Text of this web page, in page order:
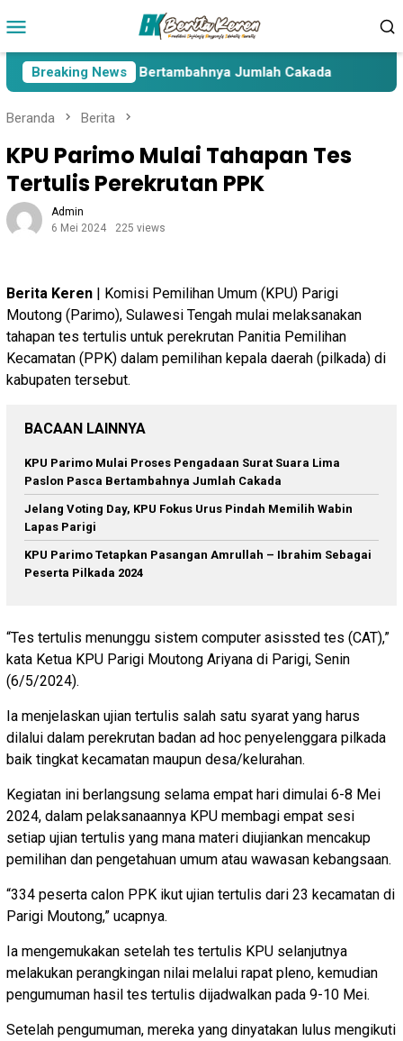
ke
Mobile
Breaking News
Paslon Pasca Bertambahnya Jumlah Cakada
Beranda Berita
KPU Parimo Mulai Tahapan Tes
Tertulis Perekrutan PPK
Admin
6 Mei 2024
225 views
Berita Keren | Komisi Pemilihan Umum (KPU) Parigi
Moutong (Parimo), Sulawesi Tengah mulai melaksanakan
tahapan tes tertulis untuk perekrutan Panitia Pemilihan
Kecamatan (PPK) dalam pemilihan kepala daerah (pilkada) di
kabupaten tersebut.
BACAAN LAINNYA
KPU Parimo Mulai Proses Pengadaan Surat Suara Lima
Paslon Pasca Bertambahnya Jumlah Cakada
Jelang Voting Day, KPU Fokus Urus Pindah Memilih Wabin
Lapas Parigi
KPU Parimo Tetapkan Pasangan Amrullah – Ibrahim Sebagai
Peserta Pilkada 2024
“Tes tertulis menunggu sistem computer asissted tes (CAT),”
kata Ketua KPU Parigi Moutong Ariyana di Parigi, Senin
(6/5/2024).
Ia menjelaskan ujian tertulis salah satu syarat yang harus
dilalui dalam perekrutan badan ad hoc penyelenggara pilkada
baik tingkat kecamatan maupun desa/kelurahan.
Kegiatan ini berlangsung selama empat hari dimulai 6-8 Mei
2024, dalam pelaksanaannya KPU membagi empat sesi
setiap ujian tertulis yang mana materi diujiankan mencakup
pemilihan dan pengetahuan umum atau wawasan kebangsaan.
“334 peserta calon PPK ikut ujian tertulis dari 23 kecamatan di
Parigi Moutong,” ucapnya.
Ia mengemukakan setelah tes tertulis KPU selanjutnya
melakukan perangkingan nilai melalui rapat pleno, kemudian
pengumuman hasil tes tertulis dijadwalkan pada 9-10 Mei.
Setelah pengumuman, mereka yang dinyatakan lulus mengikuti